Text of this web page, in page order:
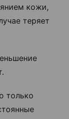
кожи,
теряет
только